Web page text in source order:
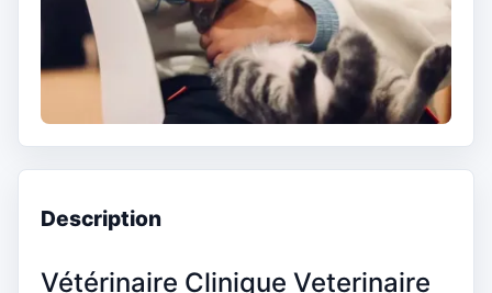
Description
Vétérinaire Clinique Veterinaire